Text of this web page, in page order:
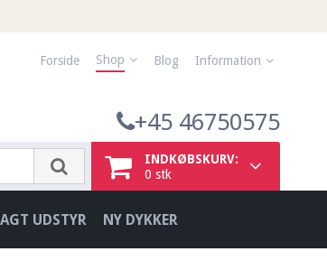
Forside Shop Blog Information
+45 46750575
INDKØBSKURV:
0 stk
UDSTYR NY DYKKER